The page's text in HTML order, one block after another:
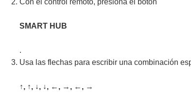
Con el control remoto, presiona el botón
SMART HUB
.
Usa las flechas para escribir una combinación
↑, ↑, ↓, ↓, ←, →, ←, →